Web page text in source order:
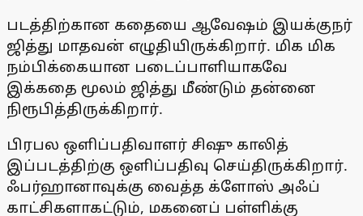
படத்திற்கான கதையை ஆவேஷம் இயக்குநர்
ஜித்து மாதவன் எழுதியிருக்கிறார். மிக மிக
நம்பிக்கையான படைப்பாளியாகவே
இக்கதை மூலம் ஜித்து மீண்டும் தன்னை
நிரூபித்திருக்கிறார்.
பிரபல ஒளிப்பதிவாளர் சிஷு காலித்
இப்படத்திற்கு ஒளிப்பதிவு செய்திருக்கிறார்.
ஃபர்ஹானாவுக்கு வைத்த க்ளோஸ் அஃப்
காட்சிகளாகட்டும், மகனைப் பள்ளிக்கு